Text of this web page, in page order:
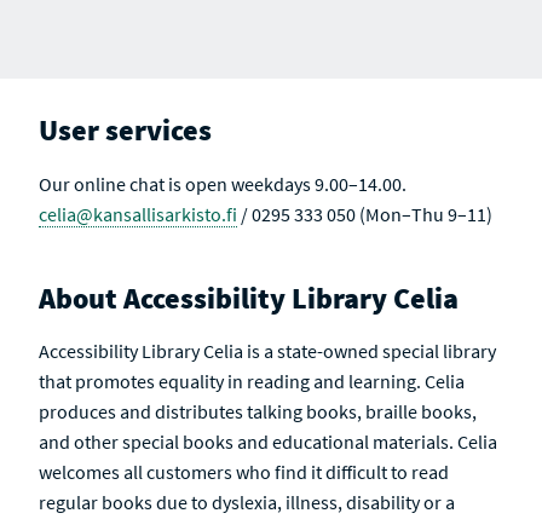
User services
Our online chat is open weekdays 9.00–14.00.
celia@kansallisarkisto.fi / 0295 333 050 (Mon–Thu 9–11)
About Accessibility Library Celia
Accessibility Library Celia is a state-owned special library
that promotes equality in reading and learning. Celia
produces and distributes talking books, braille books,
and other special books and educational materials. Celia
welcomes all customers who find it difficult to read
regular books due to dyslexia, illness, disability or a